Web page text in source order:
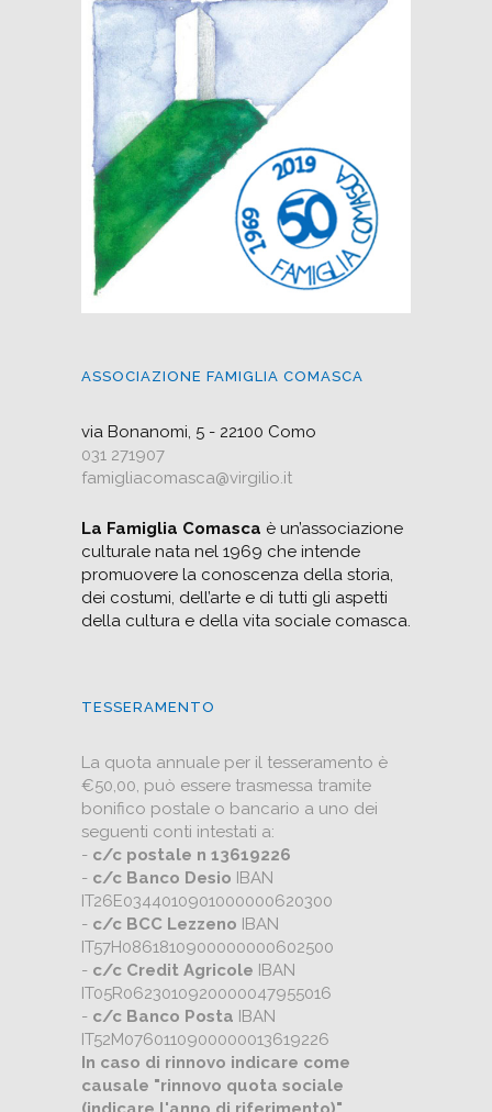
ASSOCIAZIONE FAMIGLIA COMASCA
via Bonanomi, 5 - 22100 Como
031 271907
famigliacomasca@virgilio.it
La Famiglia Comasca è un’associazione
culturale nata nel 1969 che intende
promuovere la conoscenza della storia,
dei costumi, dell’arte e di tutti gli aspetti
della cultura e della vita sociale comasca.
TESSERAMENTO
La quota annuale per il tesseramento è
€50,00, può essere trasmessa tramite
bonifico postale o bancario a uno dei
seguenti conti intestati a:
- c/c postale n 13619226
- c/c Banco Desio IBAN
IT26E0344010901000000620300
- c/c BCC Lezzeno IBAN
IT57H0861810900000000602500
- c/c Credit Agricole IBAN
IT05R0623010920000047955016
- c/c Banco Posta IBAN
IT52M0760110900000013619226
In caso di rinnovo indicare come
causale "rinnovo quota sociale